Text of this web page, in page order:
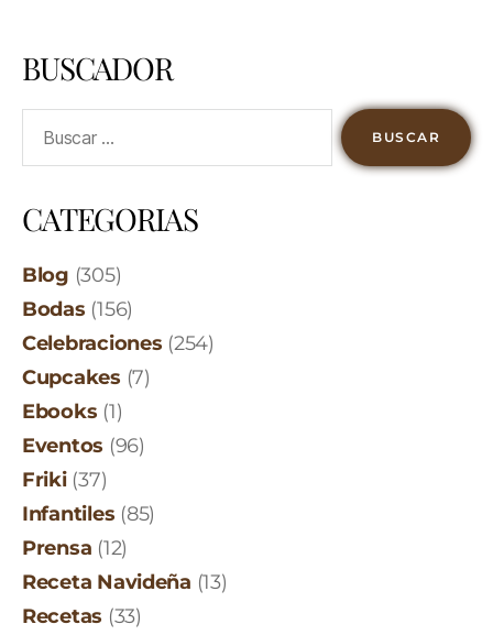
BUSCADOR
CATEGORIAS
Blog (305)
Bodas (156)
Celebraciones (254)
Cupcakes (7)
Ebooks (1)
Eventos (96)
Friki(37)
Infantiles (85)
Prensa (12)
Receta Navideña (13)
Recetas (33)